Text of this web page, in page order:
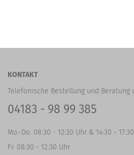
KONTAKT
Telefonische Bestellung und Beratung
04183 - 98 99 385
Mo.-Do. 08:30 - 12:30 Uhr & 14:30 -
Fr. 08:30 - 12:30 Uhr